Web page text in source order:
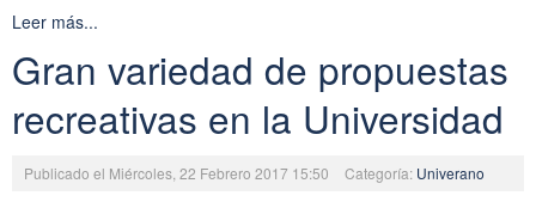
Leer más...
Gran variedad de propuestas
recreativas en la Universidad
Publicado el Miércoles, 22 Febrero 2017 15:50 Categoría: Univerano